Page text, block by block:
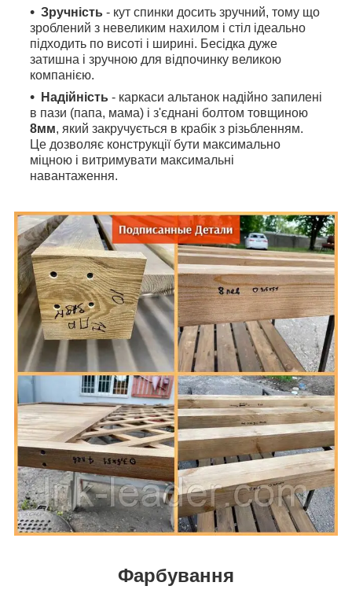
Зручність - кут спинки досить зручний, тому що
зроблений з невеликим нахилом і стіл ідеально
підходить по висоті і ширині. Бесідка дуже
затишна і зручною для відпочинку великою
компанією.
Надійність - каркаси альтанок надійно запилені
в пази (папа, мама) і з'єднані болтом товщиною
8мм, який закручується в крабік з різьбленням.
Це дозволяє конструкції бути максимально
міцною і витримувати максимальні
навантаження.
Фарбування